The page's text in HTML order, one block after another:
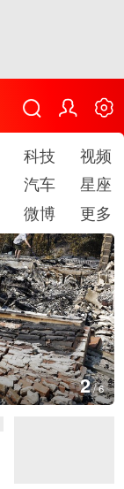
科技
视频
汽车
星座
微博 更多
2/6